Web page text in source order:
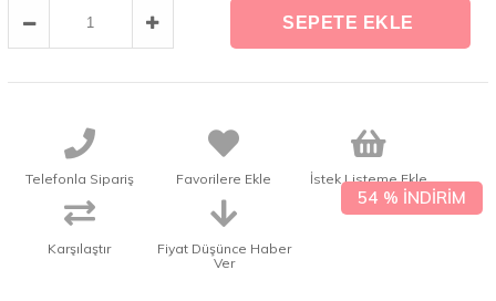
%
54 İNDIRIM
Telefonla Sipariş Favorilere Ekle İstek Listeme Ekle
Karşılaştır
Fiyat Düşünce Haber
Ver